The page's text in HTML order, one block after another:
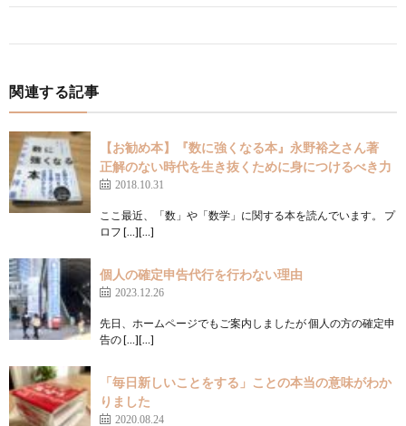
関連する記事
【お勧め本】『数に強くなる本』永野裕之さん著
正解のない時代を生き抜くために身につけるべき力
2018.10.31
ここ最近、「数」や「数学」に関する本を読んでいます。 プ
ロフ […][…]
個人の確定申告代行を行わない理由
2023.12.26
先日、ホームページでもご案内しましたが 個人の方の確定申
告の […][…]
「毎日新しいことをする」ことの本当の意味がわか
りました
2020.08.24